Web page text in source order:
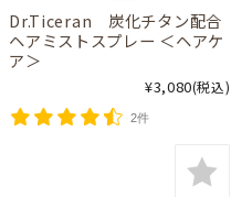
Dr.Ticeran 炭化チタン配合
ヘアミストスプレー ＜ヘアケ
ア＞
¥3,080(税込)
2件